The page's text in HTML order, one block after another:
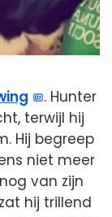
. Hunter
terwijl hij
Hij begreep
niet meer
van zijn
hij trillend